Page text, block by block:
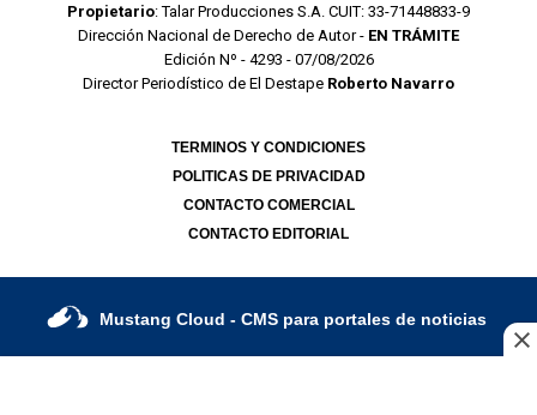
Propietario: Talar Producciones S.A. CUIT: 33-71448833-9
Dirección Nacional de Derecho de Autor - EN TRÁMITE
Edición Nº - 4293 - 07/08/2026
Director Periodístico de El Destape Roberto Navarro
TERMINOS Y CONDICIONES
POLITICAS DE PRIVACIDAD
CONTACTO COMERCIAL
CONTACTO EDITORIAL
Mustang Cloud - CMS para portales de noticias